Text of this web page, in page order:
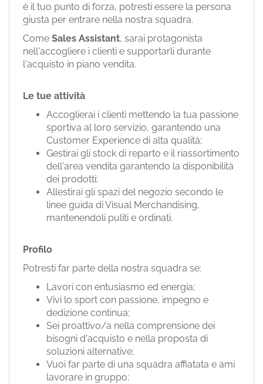
DE
ES
PT
è il tuo punto di forza, potresti essere la persona
giusta per entrare nella nostra squadra.
Come Sales Assistant, sarai protagonista
nell'accogliere i clienti e supportarli durante
l'acquisto in piano vendita.
Le tue attività
Accoglierai i clienti mettendo la tua passione
sportiva al loro servizio, garantendo una
Customer Experience di alta qualità;
Gestirai gli stock di reparto e il riassortimento
dell'area vendita garantendo la disponibilità
dei prodotti;
Allestirai gli spazi del negozio secondo le
linee guida di Visual Merchandising,
mantenendoli puliti e ordinati.
Profilo
Potresti far parte della nostra squadra se:
Lavori con entusiasmo ed energia;
Vivi lo sport con passione, impegno e
dedizione continua;
Sei proattivo/a nella comprensione dei
bisogni d'acquisto e nella proposta di
soluzioni alternative;
Vuoi far parte di una squadra affiatata e ami
lavorare in gruppo;